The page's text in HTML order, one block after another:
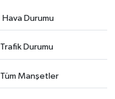
Hava Durumu
Trafik Durumu
Tüm Manşetler